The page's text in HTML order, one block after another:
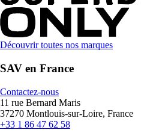
Découvrir toutes nos marques
SAV en France
Contactez-nous
11 rue Bernard Maris
37270 Montlouis-sur-Loire, France
+33 1 86 47 62 58